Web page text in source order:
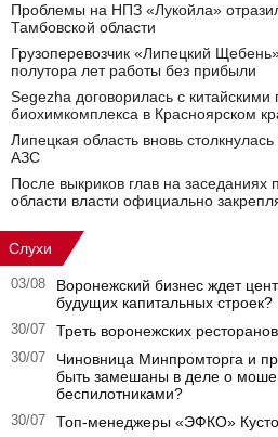
Проблемы на НПЗ «Лукойла»
Тамбовской области
Грузоперевозчик «Липецкий
полутора лет работы без прибыли
Segezha договорилась с
биохимкомплекса в Красноярском
Липецкая область вновь
АЗС
После выкриков глав на заседаниях
области власти официально
Слухи
03/08
Воронежский бизнес ждет
будущих капитальных строек?
30/07 Треть воронежских
30/07
Чиновница Минпромторга и
быть замешаны в деле о
беспилотниками?
30/07 Топ-менеджеры «ЭФКО»